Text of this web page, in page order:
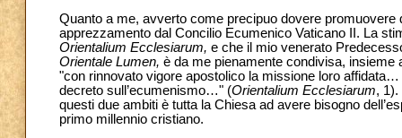
Quanto a me, avverto come precipuo dovere promuovere
apprezzamento dal Concilio Ecumenico Vaticano II. La
Orientalium Ecclesiarum, e che il mio venerato
Orientale Lumen, è da me pienamente condivisa, insieme
"con rinnovato vigore apostolico la missione loro
decreto sull’ecumenismo…" (Orientalium Ecclesiarum, 1).
questi due ambiti è tutta la Chiesa ad avere bisogno
primo millennio cristiano.